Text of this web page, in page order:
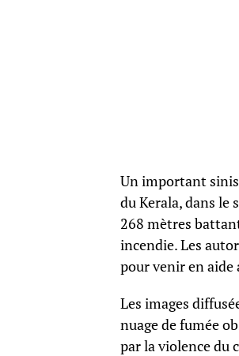
Un important
du Kerala, dans le
268 mètres
incendie. Les
pour venir en aide
Les images
nuage de fumée
par la violence du